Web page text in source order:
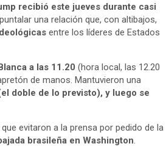
recibió este jueves durante casi
una relación que, con altibajos,
entre los líderes de Estados
a las 11.20 (hora local, las 12.20
de manos. Mantuvieron una
doble de lo previsto), y luego se
evitaron a la prensa por pedido de la
brasileña en Washington.